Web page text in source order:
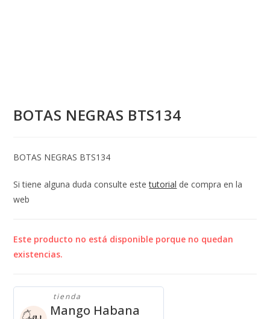
BOTAS NEGRAS BTS134
BOTAS NEGRAS BTS134
Si tiene alguna duda consulte estetutorial de compra en la
web
Este producto no está disponible porque no quedan
existencias.
tienda
Mango Habana